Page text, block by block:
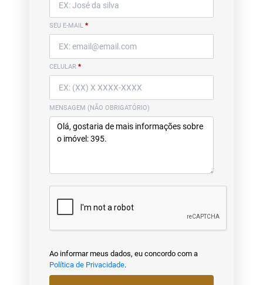
SEU E-MAIL *
CELULAR *
MENSAGEM (NÃO OBRIGATÓRIO)
Ao informar meus dados, eu concordo com a
Política de Privacidade.